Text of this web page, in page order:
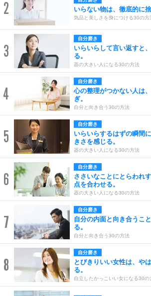
2 いらない物は、徹底的に捨
気品と美しさを身につける30の方
3
自分磨き
いらいらして言い返すと
る。
器の大きい人になる30の方法
4
自分磨き
心の整理がつかない人は
ぎ。
自分と向き合う30の方法
5
自分磨き
いらいらするはずの瞬間
きさを感じる。
器の大きい人になる30の方法
6
自分磨き
ささいなことにとらわれ
点を合わせる。
器の大きい人になる30の方法
7
自分磨き
自分の内面と向き合うこ
る。
自分と向き合う30の方法
8
自分磨き
とびきりいい女性は、や
る。
自立したかっこいい女になる30の